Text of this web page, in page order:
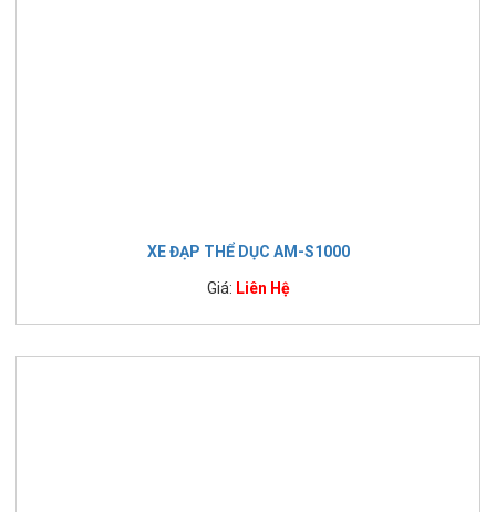
XE ĐẠP THỂ DỤC AM-S1000
Giá: Liên Hệ